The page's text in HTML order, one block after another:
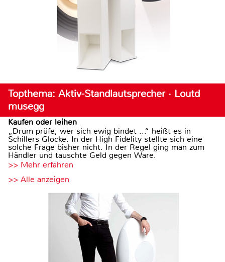
Topthema: Aktiv-Standlautsprecher · Loutd
musegg
Kaufen oder leihen
„Drum prüfe, wer sich ewig bindet ...“ heißt es in
Schillers Glocke. In der High Fidelity stellte sich eine
solche Frage bisher nicht. In der Regel ging man zum
Händler und tauschte Geld gegen Ware.
>> Mehr erfahren
>> Alle anzeigen